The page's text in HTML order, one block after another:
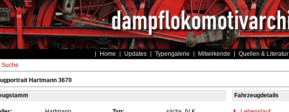
Home Updates Typengalerie Mitwirkende Quellen & Literatur
Suche
Hartmann 3670
Fahrzeugdetails